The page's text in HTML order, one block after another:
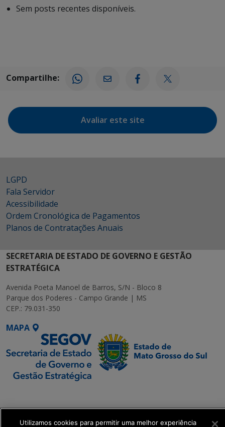
Sem posts recentes disponíveis.
Compartilhe:
Avaliar este site
LGPD
Fala Servidor
Acessibilidade
Ordem Cronológica de Pagamentos
Planos de Contratações Anuais
SECRETARIA DE ESTADO DE GOVERNO E GESTÃO
ESTRATÉGICA
Avenida Poeta Manoel de Barros, S/N - Bloco 8
Parque dos Poderes - Campo Grande | MS
CEP.: 79.031-350
MAPA
Executiva de
Transformação Digital
Utilizamos cookies para permitir uma melhor experiência